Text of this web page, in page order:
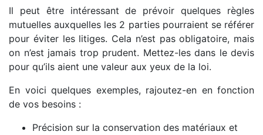
Il peut être intéressant de prévoir quelques règles
mutuelles auxquelles les 2 parties pourraient se référer
pour éviter les litiges. Cela n’est pas obligatoire, mais
on n’est jamais trop prudent. Mettez-les dans le devis
pour qu’ils aient une valeur aux yeux de la loi.
En voici quelques exemples, rajoutez-en en fonction
de vos besoins :
Précision sur la conservation des matériaux et